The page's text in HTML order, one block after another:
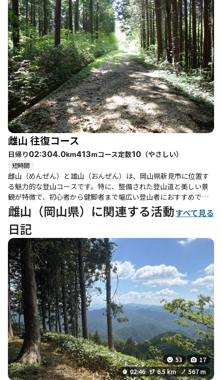
雌山 往復コース
日帰り02:304.0km413mコース定数10 （やさしい）
短時間
雌山（めんぜん）と雄山（おんぜん）は、岡山県新見市に位置す
る魅力的な登山コースです。特に、整備された登山道と美しい景
観が特徴で、初心者から健脚者まで幅広い登山者におすすめで
す。駐車場は限られていますが、登山口までの林道は比較的歩き
やすく、牧草地を通り抜けると、登山道の入口に到着します。 登
山道は、最初の1キロは緩やかな林道が続き、その後はつづら折り
の急坂が待ち受けています。雌山の山頂に到達すると、風通しの
良い場所で涼しさを感じながら、周囲の美しい景色を楽しむこと
ができます。特に、雄山に向かう途中では、大山や大佐山の壮大
な眺望が広がり、登山者に達成感を与えてくれます。 登山道は整
備されており、笹が刈り払われているため、歩きやすさが向上し
ていますが、一部では笹が道に出ている場所もあるため、注意が
必要です。特に、下りの際は黒い土が滑りやすいので、慎重に進
むことをおすすめします。 また、登山の後には、近くの奥津温泉
でリラックスしたり、地元のグルメである千屋牛を楽しむことも
できます。周辺には道の駅や足湯もあり、登山後の楽しみが豊富
です。 このコースは、静けさと開放感を味わいながら、自然の美
しさを堪能できる場所です。特に晴れた日には、360度の展望が楽
しめるため、晴れの日を狙って訪れるのがベストです。登山者同
士の出会いもあり、安心感を持ちながら登山を楽しむことができ
雌山（岡山県）に関連する活動
日記
すべて見る
53
17
02:46
6.5 km 567 m